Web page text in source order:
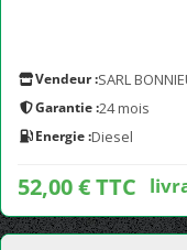
Vendeur :SARL
Garantie :24 mois
Energie :Diesel
52,00 € TTC